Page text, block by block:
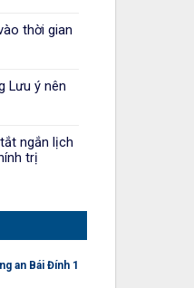
thời gian
Lưu ý nên
ngắn lịch
trị
an Bái Đính 1